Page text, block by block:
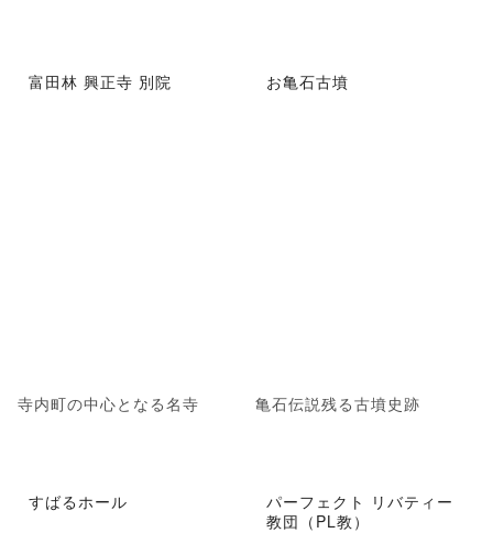
富田林 興正寺 別院
寺内町の中心となる名寺
お亀石古墳
亀石伝説残る古墳史跡
すばるホール
パーフェクト リバティー
教団（PL教）